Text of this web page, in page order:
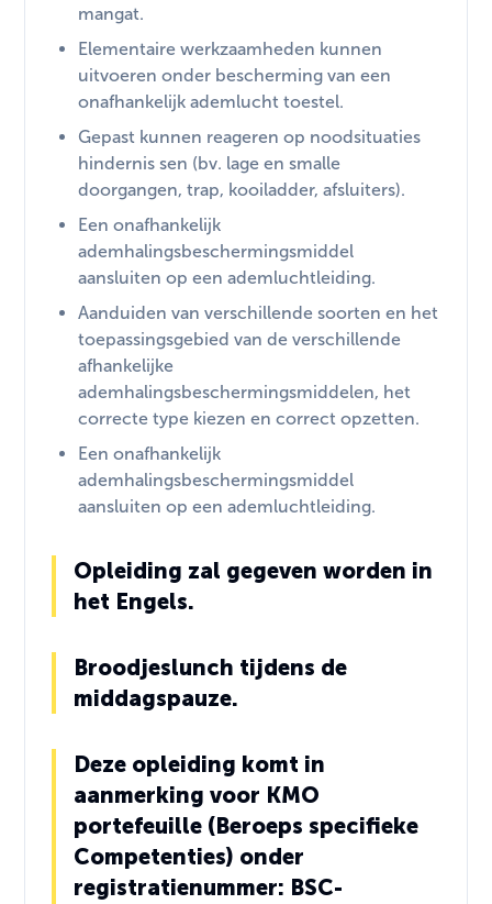
mangat.
Elementaire werkzaamheden kunnen
uitvoeren onder bescherming van een
onafhankelijk ademlucht toestel.
Gepast kunnen reageren op noodsituaties
hindernis sen (bv. lage en smalle
doorgangen, trap, kooiladder, afsluiters).
Een onafhankelijk
ademhalingsbeschermingsmiddel
aansluiten op een ademluchtleiding.
Aanduiden van verschillende soorten en het
toepassingsgebied van de verschillende
afhankelijke
ademhalingsbeschermingsmiddelen, het
correcte type kiezen en correct opzetten.
Een onafhankelijk
ademhalingsbeschermingsmiddel
aansluiten op een ademluchtleiding.
Opleiding zal gegeven worden in
het Engels.
Broodjeslunch tijdens de
middagspauze.
Deze opleiding komt in
aanmerking voor KMO
portefeuille (Beroeps specifieke
Competenties) onder
registratienummer: BSC-